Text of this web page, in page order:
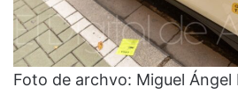
Foto de archvo: Miguel Ángel